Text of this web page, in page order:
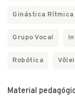
Ginástica
Grupo Vocal
Robótica Vôlei
Material